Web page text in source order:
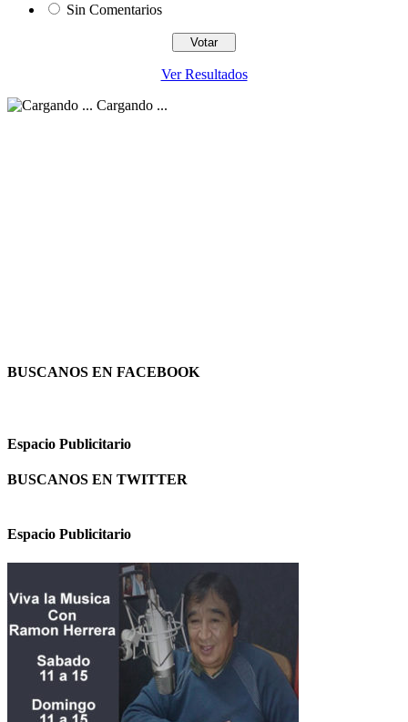
Sin Comentarios
Ver Resultados
Cargando ...
BUSCANOS EN FACEBOOK
Espacio Publicitario
BUSCANOS EN TWITTER
Espacio Publicitario